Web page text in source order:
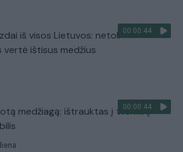
00:00:44
iš visos Lietuvos: netoli
vertė ištisus medžius
00:00:44
medžiagą: ištrauktas į tvenkinį